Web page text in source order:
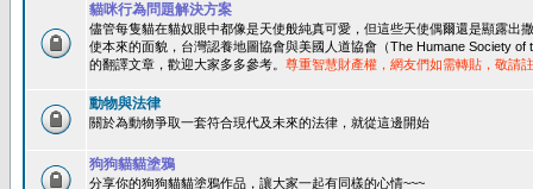
貓咪行為問題解決方案
儘管每隻貓在貓奴眼中都像是天使般純真可愛，但這些天使偶爾還是顯露出
使本來的面貌，台灣認養地圖協會與美國人道協會（The Humane Society
的翻譯文章，歡迎大家多多參考。 尊重智慧財產權，網友們如需轉貼，敬請
動物與法律
關於為動物爭取一套符合現代及未來的法律，就從這邊開始
狗狗貓貓塗鴉
分享你的狗狗貓貓塗鴉作品，讓大家一起有同樣的心情~~~